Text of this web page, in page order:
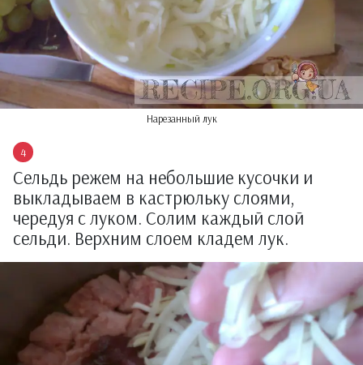
Нарезанный лук
Сельдь режем на небольшие кусочки и
выкладываем в кастрюльку слоями,
чередуя с луком. Солим каждый слой
сельди. Верхним слоем кладем лук.